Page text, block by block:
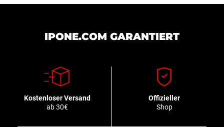
IPONE.COM GARANTIERT
Kostenloser Versand
ab 30€
Offizieller
Shop